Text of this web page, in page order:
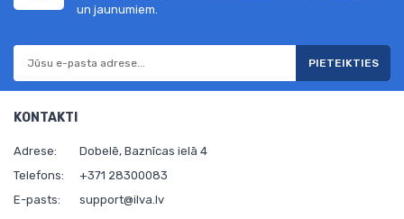
un jaunumiem.
PIETEIKTIES
KONTAKTI
Adrese:
Dobelē, Baznīcas ielā 4
Telefons:
+371 28300083
E-pasts:
support@ilva.lv